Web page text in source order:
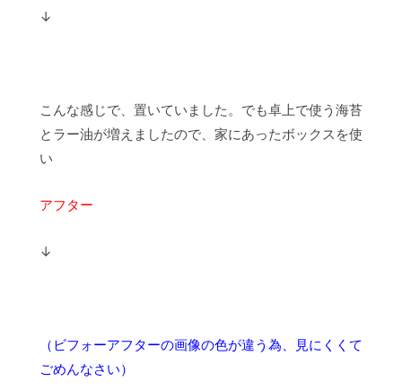
↓
こんな感じで、置いていました。でも卓上で使う海苔
とラー油が増えましたので、家にあったボックスを使
い
アフター
↓
（ビフォーアフターの画像の色が違う為、見にくくて
ごめんなさい）